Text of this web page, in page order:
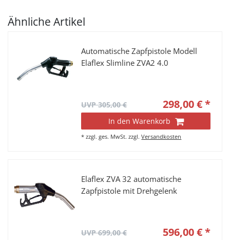
Ähnliche Artikel
Automatische Zapfpistole Modell
Elaflex Slimline ZVA2 4.0
UVP 305,00 € 298,00 € *
In den Warenkorb
*zzgl. ges. MwSt. zzgl.Versandkosten
Elaflex ZVA 32 automatische
Zapfpistole mit Drehgelenk
UVP 699,00 € 596,00 € *